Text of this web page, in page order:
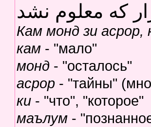
که معلوم نشد
Кам монд зи
кам - "мало"
монд - "осталось"
асрор - "тайны"
ки - "что", "которое"
маълум -